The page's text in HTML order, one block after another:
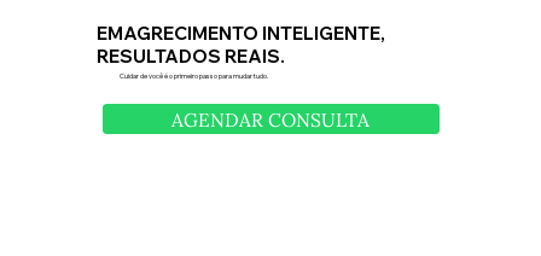
EMAGRECIMENTO INTELIGENTE,
RESULTADOS REAIS.
Cuidar de você é o primeiro passo para mudar tudo.
AGENDAR CONSULTA